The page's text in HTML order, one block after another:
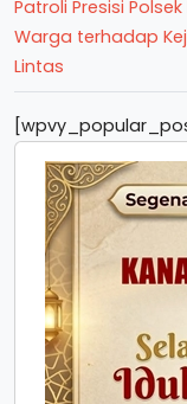
Patroli Presisi
Warga terhadap
Lintas